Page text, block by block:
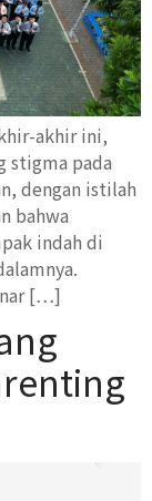
akhir ini,
stigma pada
dengan istilah
bahwa
indah di
[…]